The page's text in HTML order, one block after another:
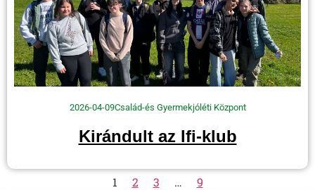
2026-04-09Család-és Gyermekjóléti Központ
Kirándult az Ifi-klub
1 2 3 … 9